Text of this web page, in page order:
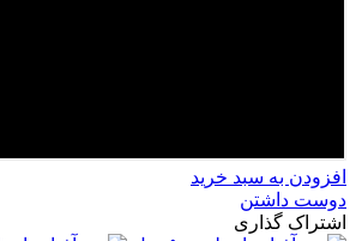
افزودن به سبد خرید
دوست داشتن
اشتراک گذاری